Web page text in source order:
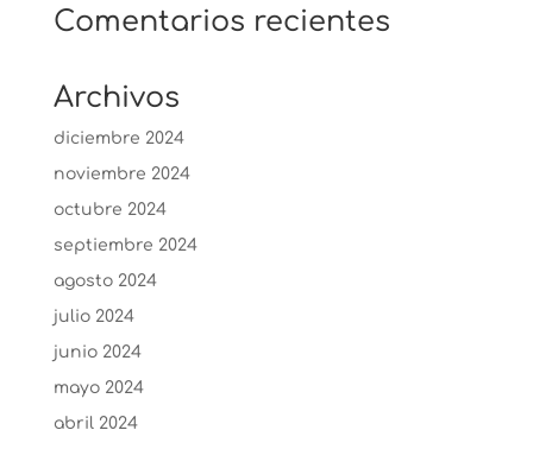
Comentarios recientes
Archivos
diciembre 2024
noviembre 2024
octubre 2024
septiembre 2024
agosto 2024
julio 2024
junio 2024
mayo 2024
abril 2024